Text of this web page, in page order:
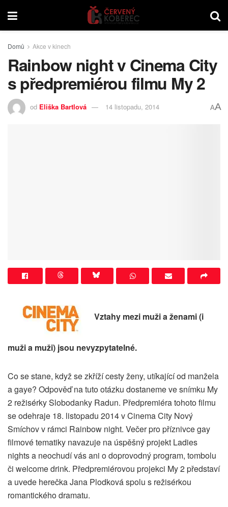
Domů Akce v kinech
Rainbow night v Cinema City
s předpremiérou filmu My 2
od Eliška Bartlová 14 listopadu, 2014 AA
Vztahy mezi muži a ženami (i
muži a muži) jsou nevyzpytatelné.
Co se stane, když se zkříží cesty ženy, utíkající od manžela
a gaye? Odpověď na tuto otázku dostaneme ve snímku My
2 režisérky Slobodanky Radun. Předpremiéra tohoto filmu
se odehraje 18. listopadu 2014 v Cinema City Nový
Smíchov v rámci Rainbow night. Večer pro příznivce gay
filmové tematiky navazuje na úspěšný projekt Ladies
nights a neochudí vás ani o doprovodný program, tombolu
či welcome drink. Předpremiérovou projekci My 2 představí
a uvede herečka Jana Plodková spolu s režisérkou
romantického dramatu.